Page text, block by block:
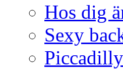
Hos dig
Sexy